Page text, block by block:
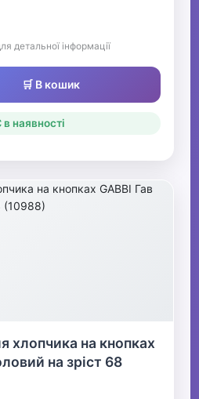
детальної інформації
🛒 В кошик
в наявності
хлопчика на кнопках
на зріст 68